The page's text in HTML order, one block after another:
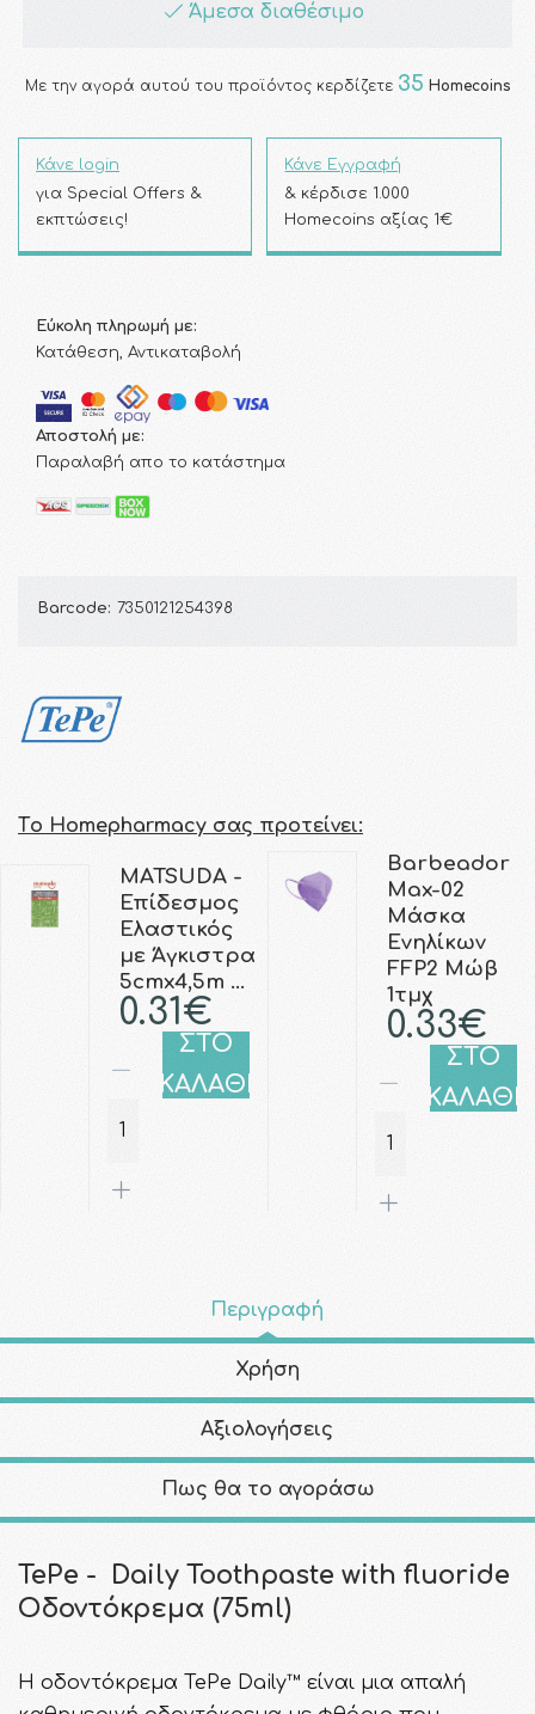
Άμεσα διαθέσιμο
Με την αγορά αυτού του προϊόντος κερδίζετε 35 Homecoins
Κάνε login
για Special Offers &
εκπτώσεις!
Κάνε Εγγραφή
& κέρδισε 1.000
Homecoins αξίας 1€
Εύκολη πληρωμή με:
Κατάθεση, Αντικαταβολή
Αποστολή με:
Παραλαβή απο το κατάστημα
Barcode: 7350121254398
Τo Homepharmacy σας προτείνει:
MATSUDA -
Επίδεσμος
Ελαστικός
με Άγκιστρα
5cmx4,5m …
0.31€
ΣΤΟ
ΚΑΛΑΘΙ
Barbeador
Max-02
Μάσκα
Ενηλίκων
FFP2 Μώβ
1τμχ
0.33€
ΣΤΟ
ΚΑΛΑΘΙ
Περιγραφή
Χρήση
Αξιολογήσεις
Πως θα το αγοράσω
TePe - Daily Toothpaste with fluoride
Οδοντόκρεμα (75ml)
Η οδοντόκρεμα TePe Daily™ είναι μια απαλή